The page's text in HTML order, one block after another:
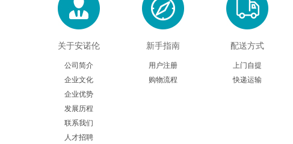
关于安诺伦
公司简介
企业文化
企业优势
发展历程
联系我们
人才招聘
新手指南
用户注册
购物流程
配送方式
上门自提
快递运输